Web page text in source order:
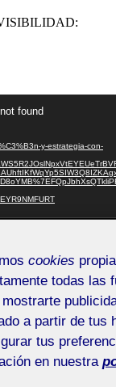
found
y-estrategia-con-
es la localidad
extremo sur del
un gran interés
cookies
todas las
a partir de tus
tus
en nuestra